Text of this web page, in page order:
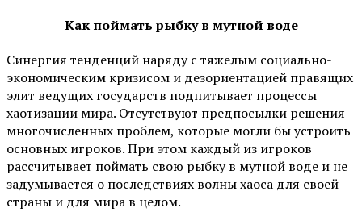
Как поймать рыбку в мутной воде
Синергия тенденций наряду с тяжелым социально-
экономическим кризисом и дезориентацией правящих
элит ведущих государств подпитывает процессы
хаотизации мира. Отсутствуют предпосылки решения
многочисленных проблем, которые могли бы устроить
основных игроков. При этом каждый из игроков
рассчитывает поймать свою рыбку в мутной воде и не
задумывается о последствиях волны хаоса для своей
страны и для мира в целом.